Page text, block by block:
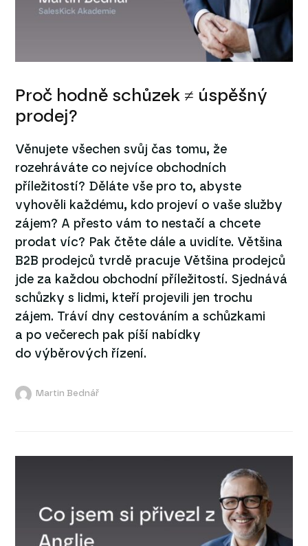
Proč hodně schůzek ≠ úspěšný
prodej?
Věnujete všechen svůj čas tomu, že
rozehráváte co nejvíce obchodních
příležitostí? Děláte vše pro to, abyste
vyhověli každému, kdo projeví o vaše služby
zájem? A přesto vám to nestačí a chcete
prodat víc? Pak čtěte dále a uvidíte. Většina
B2B prodejců tvrdě pracuje Většina prodejců
jde za každou obchodní příležitostí. Sjednává
schůzky s lidmi, kteří projevili jen trochu
zájem. Tráví dny cestováním a schůzkami
a po večerech pak píší nabídky
do výběrových řízení.
Martin Bednář